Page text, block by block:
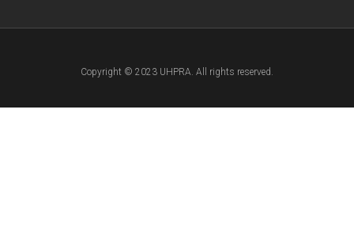
Copyright © 2023 UHPRA. All rights reserved.